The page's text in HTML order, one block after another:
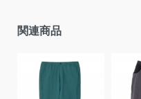
関連商品